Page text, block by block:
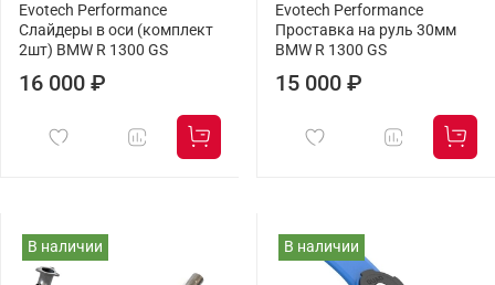
Evotech Performance
Слайдеры в оси (комплект
2шт) BMW R 1300 GS
16 000 ₽
Evotech Performance
Проставка на руль 30мм
BMW R 1300 GS
15 000 ₽
В наличии В наличии